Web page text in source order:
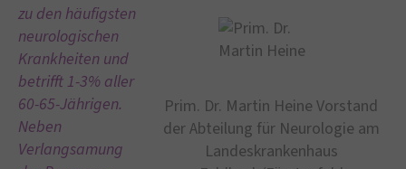
Prim. Dr. Martin Heine Vorstand
der Abteilung für Neurologie am
Landeskrankenhaus
zu den häufigsten
neurologischen
Krankheiten und
betrifft 1-3% aller
60-65-Jährigen.
Neben
Verlangsamung